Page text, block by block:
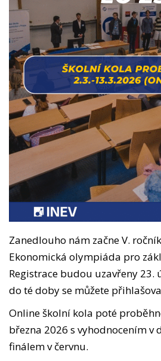
Zanedlouho nám začne V.
Ekonomická olympiáda pro
Registrace budou uzavřeny 23.
do té doby se můžete
Online školní kola poté
března 2026 s vyhodnocením
finálem v červnu.